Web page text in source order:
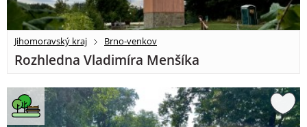
Jihomoravský kraj Brno-venkov
Rozhledna Vladimíra Menšíka